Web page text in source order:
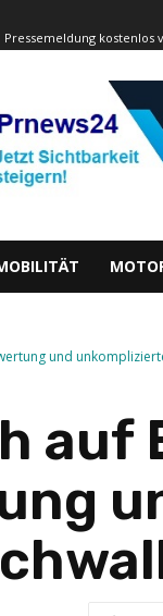
Pressemeldung kostenlos
und